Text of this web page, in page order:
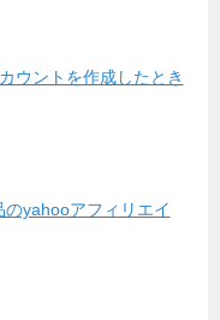
ウントを作成したとき
yahooアフィリエイ